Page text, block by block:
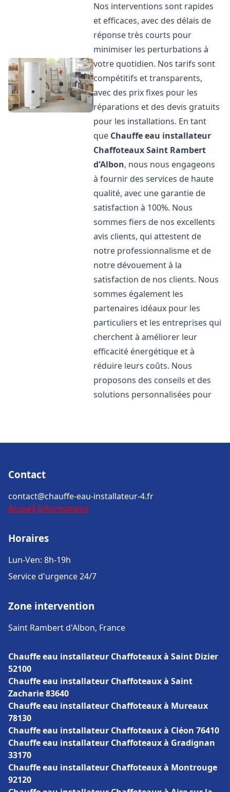
Nos interventions sont rapides
et efficaces, avec des délais de
réponse très courts pour
minimiser les perturbations à
votre quotidien. Nos tarifs sont
compétitifs et transparents,
avec des prix fixes pour les
réparations et des devis gratuits
pour les installations. En tant
que Chauffe eau installateur
ChaffoteauxSaint Rambert
d'Albon, nous nous engageons
à fournir des services de haute
qualité, avec une garantie de
satisfaction à 100%. Nous
sommes fiers de nos excellents
avis clients, qui attestent de
notre professionnalisme et de
notre dévouement à la
satisfaction de nos clients. Nous
sommes également les
partenaires idéaux pour les
particuliers et les entreprises qui
cherchent à améliorer leur
efficacité énergétique et à
réduire leurs coûts. Nous
proposons des conseils et des
solutions personnalisées pour
Contact
contact@chauffe-eau-installateur-4.fr
Accueil Informations
Horaires
Lun-Ven: 8h-19h
Service d'urgence 24/7
Zone intervention
Saint Rambert d'Albon, France
Chauffe eau installateur Chaffoteaux à Saint Dizier
52100
Chauffe eau installateur Chaffoteaux à Saint
Zacharie 83640
Chauffe eau installateur Chaffoteaux à Mureaux
78130
Chauffe eau installateur Chaffoteaux à Cléon 76410
Chauffe eau installateur Chaffoteaux à Gradignan
33170
Chauffe eau installateur Chaffoteaux à Montrouge
92120